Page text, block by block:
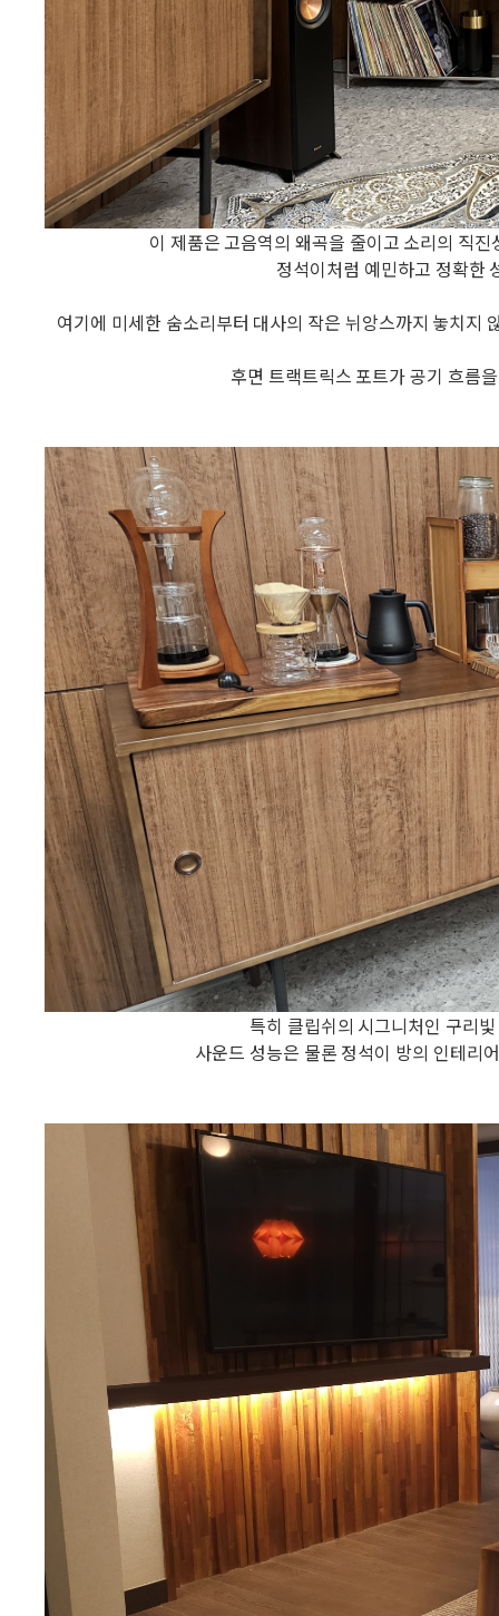
이 제품은 고음역의 왜곡을 줄이고 소리의 직
정석이처럼 예민하고 정확한
여기에 미세한 숨소리부터 대사의 작은 뉘앙스까지 놓치지
후면 트랙트릭스 포트가 공기 흐름
특히 클립쉬의 시그니처인 구리
사운드 성능은 물론 정석이 방의 인테리